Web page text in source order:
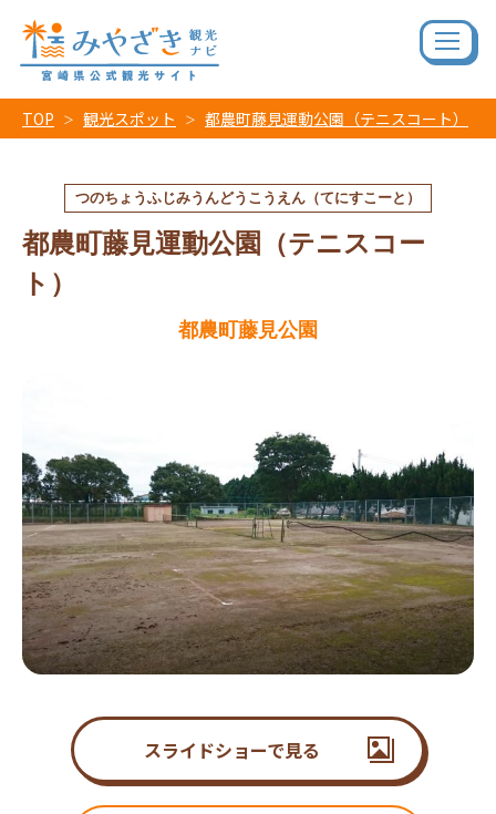
TOP 観光スポット 都農町藤見運動公園（テニスコート）
つのちょうふじみうんどうこうえん（てにすこーと）
都農町藤見運動公園（テニスコー
ト）
都農町藤見公園
スライドショーで見る